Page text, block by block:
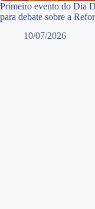
Primeiro evento do Dia
para debate sobre a
10/07/2026